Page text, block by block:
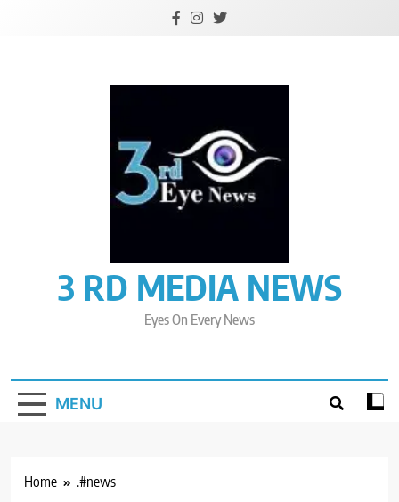
3 RD MEDIA NEWS
Eyes On Every News
MENU
Home .#news